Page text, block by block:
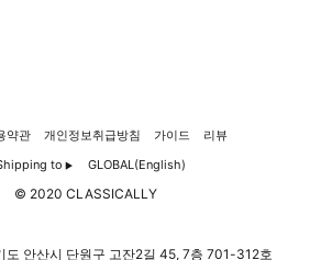
약관 개인정보취급방침 가이드
리뷰
to ▶ GLOBAL(English)
© 2020 CLASSICALLY
도 안산시 단원구 고잔2길 45, 7층 701-312호